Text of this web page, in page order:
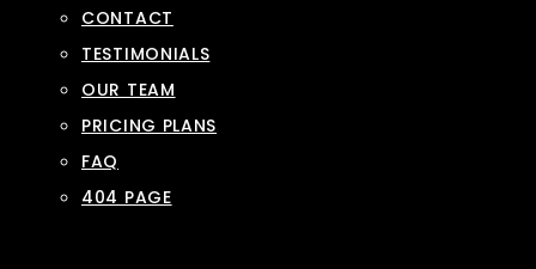
CONTACT
TESTIMONIALS
OUR TEAM
PRICING PLANS
FAQ
404 PAGE